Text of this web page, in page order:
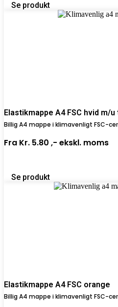
Se produkt
Elastikmappe A4 FSC hvid m/u
Billig A4 mappe i klimavenligt FSC-
Fra Kr. 5.80 ,- ekskl. moms
Se produkt
Elastikmappe A4 FSC orange
Billig A4 mappe i klimavenligt FSC-